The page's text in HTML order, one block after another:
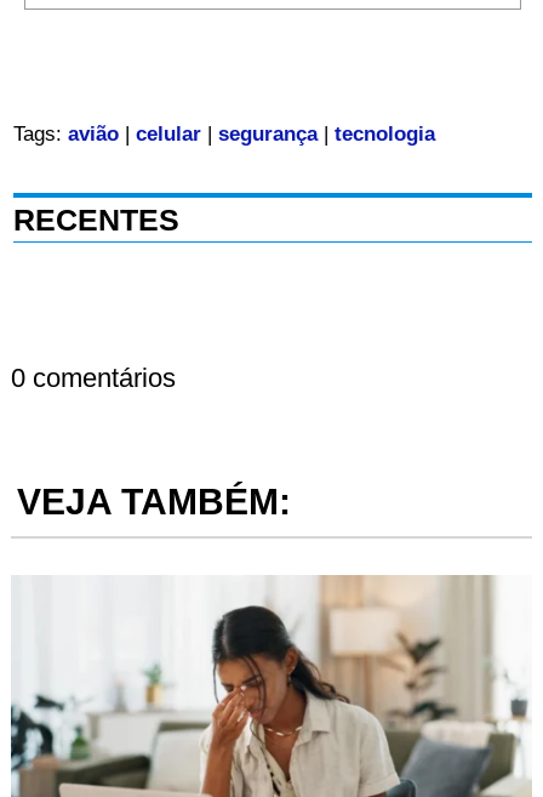
Tags: avião| celular| segurança| tecnologia
RECENTES
0 comentários
VEJA TAMBÉM: